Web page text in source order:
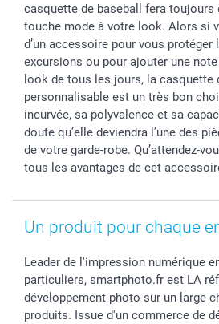
casquette de baseball fera toujours
touche mode à votre look. Alors si
d’un accessoire pour vous protéger
excursions ou pour ajouter une
look de tous les jours, la casquette
personnalisable est un très bon
incurvée, sa polyvalence et sa
doute qu’elle deviendra l’une des
de votre garde-robe. Qu’attendez-
tous les avantages de cet
Un produit pour chaque
Leader de l'impression numérique
particuliers, smartphoto.fr est LA
développement photo sur un large
produits. Issue d'un commerce de